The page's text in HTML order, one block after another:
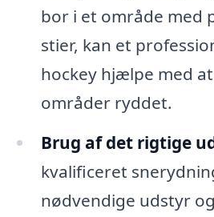
bor i et område med
stier, kan et
hockey hjælpe med
områder ryddet.
Brug af det rigtige
kvalificeret
nødvendige udstyr